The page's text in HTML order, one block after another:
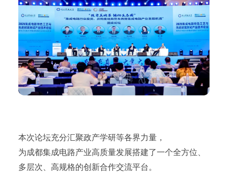
本次论坛充分汇聚政产学研等各界力量，
为成都集成电路产业高质量发展搭建了一个全方位、
多层次、高规格的创新合作交流平台。